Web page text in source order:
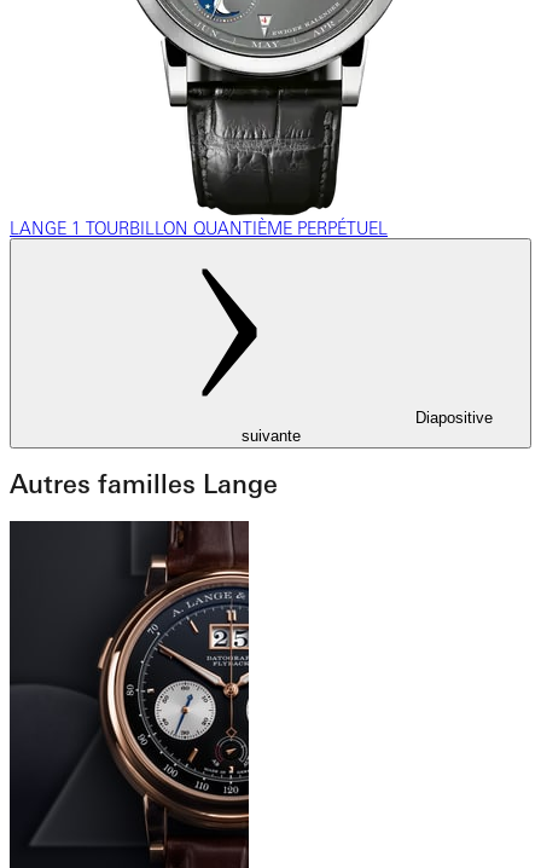
LANGE 1 TOURBILLON QUANTIÈME PERPÉTUEL
Diapositive
suivante
Autres familles Lange